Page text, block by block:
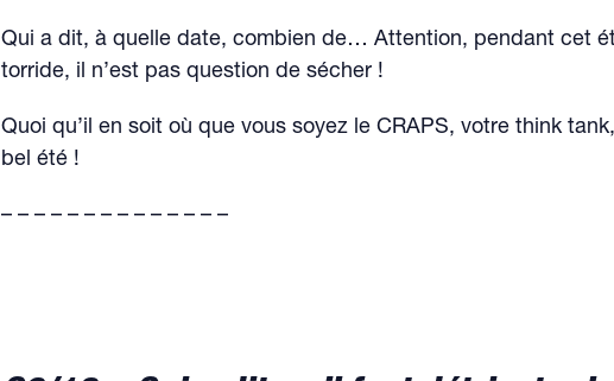
Qui a dit, à quelle date, combien de… Attention, pendant cet
torride, il n’est pas question de sécher !
Quoi qu’il en soit où que vous soyez le CRAPS, votre think
bel été !
– – – – – – – – – – – – – –